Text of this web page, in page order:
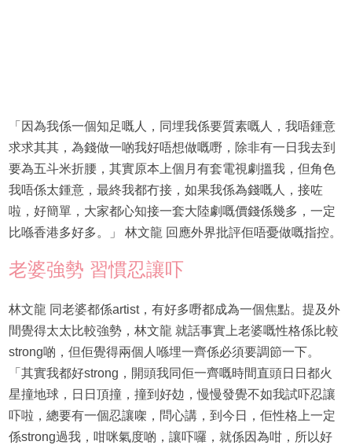
「因為我係一個知足嘅人，同埋我係要質素嘅人，我唔鍾意
求求其其，為錢做一啲我好唔想做嘅嘢，除非有一日我去到
要為五斗米折腰，其實原本上個月有套電視劇搵我，但角色
我唔係太鍾意，最終我都冇接，如果我係為錢嘅人，接咗
啦，好簡單，大家都心知接一套大陸劇嘅價錢係幾多，一定
比喺香港多好多。」 林文龍 回應外界批評佢唔憂做嘅指控。
老婆強勢 習慣忍讓吓
林文龍 同老婆都係artist，有好多嘢都成為一個焦點。提及外
間覺得太太比較強勢，林文龍 就話事實上老婆嘅性格係比較
strong啲，但佢覺得兩個人喺埋一齊係必須要調節一下。
「其實我都好strong，開頭我同佢一齊嘅時間直頭日日都火
星撞地球，日日頂撞，撞到好攰，慢慢發覺不如我試吓忍讓
吓啦，總要有一個忍讓㗎，問心講，到今日，佢性格上一定
係strong過我，咁咪氣度啲，讓吓囉，就係因為咁，所以好